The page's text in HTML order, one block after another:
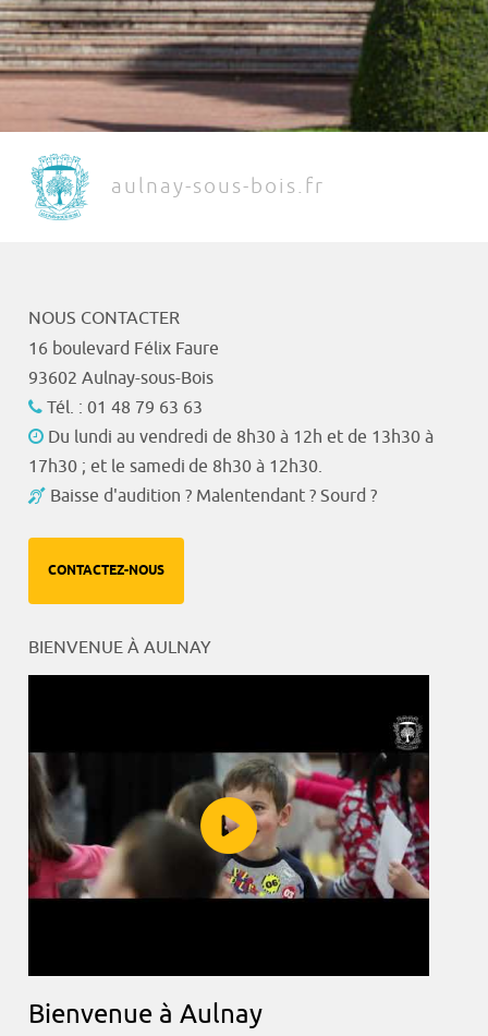
aulnay-sous-bois.fr
NOUS CONTACTER
16 boulevard Félix Faure
93602 Aulnay-sous-Bois
Tél. : 01 48 79 63 63
Du lundi au vendredi de 8h30 à 12h et de 13h30 à
17h30 ; et le samedi de 8h30 à 12h30.
Baisse d'audition ? Malentendant ? Sourd ?
CONTACTEZ-NOUS
BIENVENUE À AULNAY
Bienvenue à Aulnay